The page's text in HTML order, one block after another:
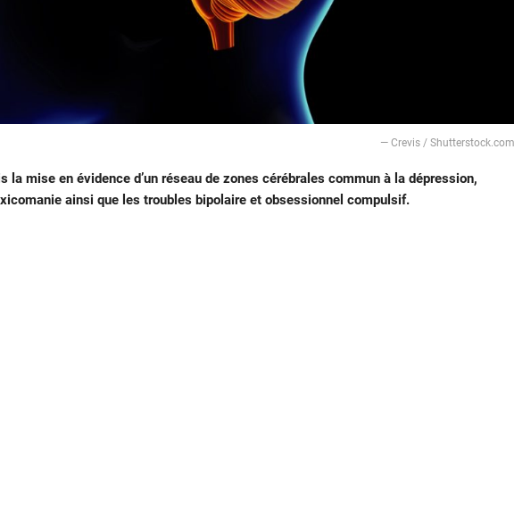
— Crevis / Shutterstock.com
la mise en évidence d’un réseau de zones cérébrales commun à la dépression,
ainsi que les troubles bipolaire et obsessionnel compulsif.